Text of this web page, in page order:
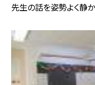
先生の話を姿勢よく静